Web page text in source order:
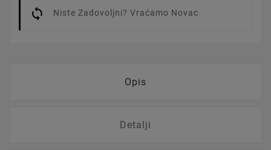
Niste Zadovoljni? Vraćamo Novac
Opis
Detalji